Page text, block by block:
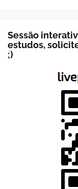
Sessão
estudos,
;)